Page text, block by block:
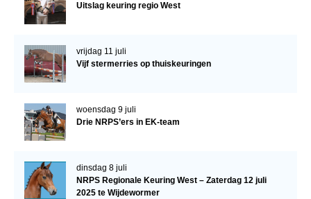
Uitslag keuring regio West
vrijdag 11 juli
Vijf stermerries op thuiskeuringen
woensdag 9 juli
Drie NRPS’ers in EK-team
dinsdag 8 juli
NRPS Regionale Keuring West – Zaterdag 12 juli
2025 te Wijdewormer